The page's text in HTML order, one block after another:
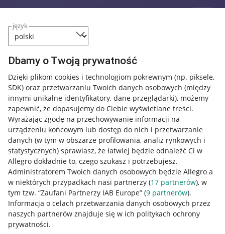
język
Dbamy o Twoją prywatność
Dzięki plikom cookies i technologiom pokrewnym (np. piksele,
SDK) oraz przetwarzaniu Twoich danych osobowych (między
innymi unikalne identyfikatory, dane przeglądarki), możemy
zapewnić, że dopasujemy do Ciebie wyświetlane treści.
Wyrażając zgodę na przechowywanie informacji na
urządzeniu końcowym lub dostęp do nich i przetwarzanie
danych (w tym w obszarze profilowania, analiz rynkowych i
statystycznych) sprawiasz, że łatwiej będzie odnaleźć Ci w
Allegro dokładnie to, czego szukasz i potrzebujesz.
Administratorem Twoich danych osobowych będzie Allegro a
w niektórych przypadkach nasi partnerzy (17 partnerów), w
tym tzw. “Zaufani Partnerzy IAB Europe” (9 partnerów).
Informacja o celach przetwarzania danych osobowych przez
naszych partnerów znajduje się w ich politykach ochrony
prywatności.
Przydatne informacje
Jak to działa